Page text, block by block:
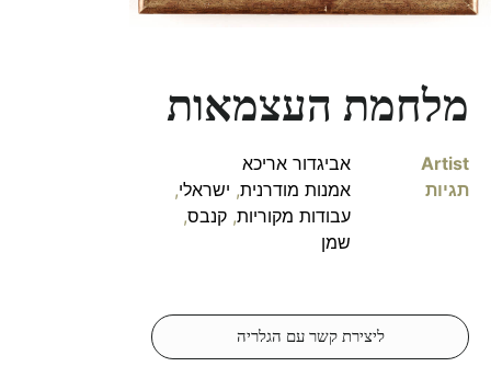
מלחמת העצמאות
Artist
אביגדור אריכא
תגיות
אמנות מודרנית, ישראלי,
עבודות מקוריות, קנבס,
שמן
ליצירת קשר עם הגלריה